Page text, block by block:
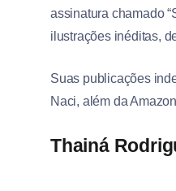
assinatura chamado
ilustrações inéditas,
Suas publicações
Naci, além da
Thainá